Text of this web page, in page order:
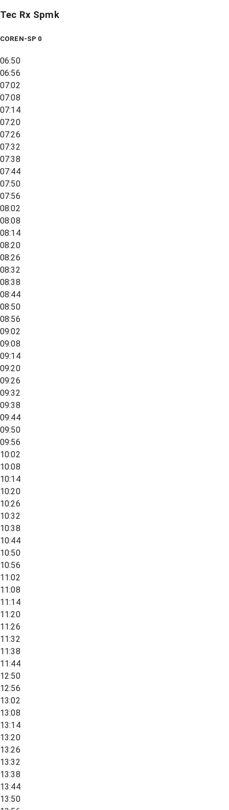
Tec Rx Spmk
COREN-SP 0
06:50
06:56
07:02
07:08
07:14
07:20
07:26
07:32
07:38
07:44
07:50
07:56
08:02
08:08
08:14
08:20
08:26
08:32
08:38
08:44
08:50
08:56
09:02
09:08
09:14
09:20
09:26
09:32
09:38
09:44
09:50
09:56
10:02
10:08
10:14
10:20
10:26
10:32
10:38
10:44
10:50
10:56
11:02
11:08
11:14
11:20
11:26
11:32
11:38
11:44
12:50
12:56
13:02
13:08
13:14
13:20
13:26
13:32
13:38
13:44
13:50